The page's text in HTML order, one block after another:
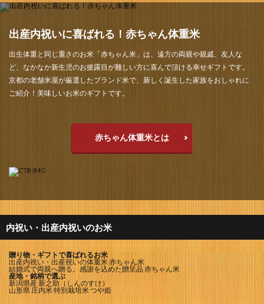
出産内祝いに喜ばれる！赤ちゃん体重米
出生体重と同じ重さのお米「赤ちゃん米」は、遠方の両親や親戚、友人な
ど、なかなか新生児のお披露目が難しい方に喜んで頂ける幸せギフトです。
京都の老舗米屋が厳選したブランド米で、新しく誕生した家族をおしゃれに
ご紹介！美味しいお米のギフトです。
赤ちゃん体重米とは
内祝い・出産内祝いのお米
贈り物・ギフトで喜ばれるお米
出産内祝い・出産祝いの体重米 赤ちゃん米
結婚式で両親へ贈る。感謝を込めた贈呈品 赤ちゃん米
産地・銘柄で選ぶ
新潟県産 新之助（しんのすけ）
山形県 庄内米 特別栽培米 つや姫